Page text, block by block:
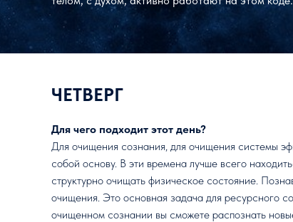
Для чего подходит этот день?
Для очищения сознания, для очищения системы
собой основу. В эти времена лучше всего
структурно очищать физическое состояние.
очищения. Это основная задача для ресурсного
очищенном сознании вы сможете распознать
ЧЕТВЕРГ